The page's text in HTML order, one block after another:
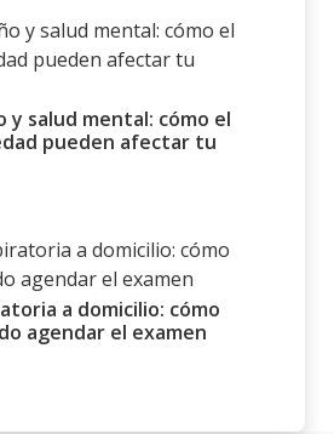
y salud mental: cómo el
pueden afectar tu
a domicilio: cómo
agendar el examen